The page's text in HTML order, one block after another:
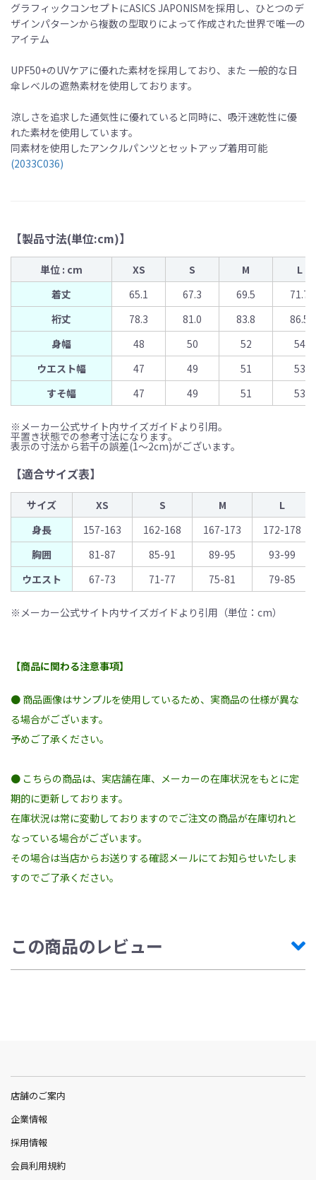
グラフィックコンセプトにASICS JAPONISMを採用し、ひとつのデ
ザインパターンから複数の型取りによって作成された世界で唯一の
アイテム
UPF50+のUVケアに優れた素材を採用しており、また 一般的な日
傘レベルの遮熱素材を使用しております。
涼しさを追求した通気性に優れていると同時に、吸汗速乾性に優
れた素材を使用しています。
同素材を使用したアンクルパンツとセットアップ着用可能
(2033C036)
【製品寸法(単位:cm)】
単位 : cm XS S M
L
着丈
65.1 67.3 69.5
71.7
裄丈
78.3 81.0 83.8
86.5
身幅
48 50 52
54
ウエスト幅
47 49 51
53
すそ幅
47 49 51 53
※メーカー公式サイト内サイズガイドより引用。
平置き状態での参考寸法になります。
表示の寸法から若干の誤差(1〜2cm)がございます。
【適合サイズ表】
サイズ XS S M
L
身長
157-163 162-168 167-173
172-178
胸囲
81-87 85-91 89-95
93-99
ウエスト
67-73 71-77 75-81 79-85
※メーカー公式サイト内サイズガイドより引用（単位：cm）
【商品に関わる注意事項】
● 商品画像はサンプルを使用しているため、実商品の仕様が異な
る場合がございます。
予めご了承ください。
● こちらの商品は、実店舗在庫、メーカーの在庫状況をもとに定
期的に更新しております。
在庫状況は常に変動しておりますのでご注文の商品が在庫切れと
なっている場合がございます。
その場合は当店からお送りする確認メールにてお知らせいたしま
すのでご了承ください。
この商品のレビュー
店舗のご案内
企業情報
採用情報
会員利用規約